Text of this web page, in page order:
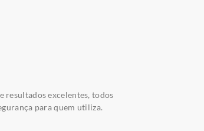
resultados excelentes, todos
para quem utiliza.